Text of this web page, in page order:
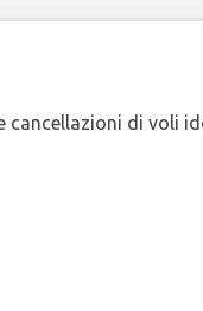
cancellazioni di voli